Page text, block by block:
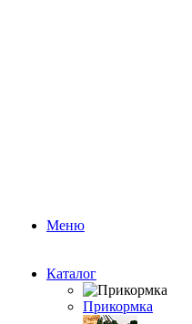
Меню
Каталог
Прикормка